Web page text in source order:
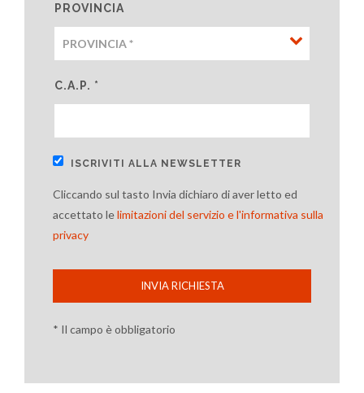
PROVINCIA
C.A.P. *
ISCRIVITI ALLA NEWSLETTER
Cliccando sul tasto Invia dichiaro di aver letto ed
accettato lelimitazioni del servizio e l'informativa sulla
privacy
INVIA RICHIESTA
* Il campo è obbligatorio